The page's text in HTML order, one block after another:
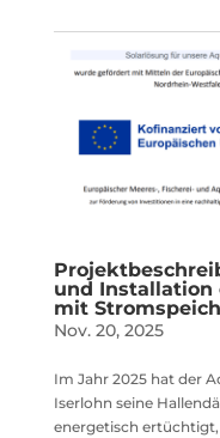
und Installation
mit
Nov. 20, 2025
Im Jahr 2025 hat der
Iserlohn seine
energetisch